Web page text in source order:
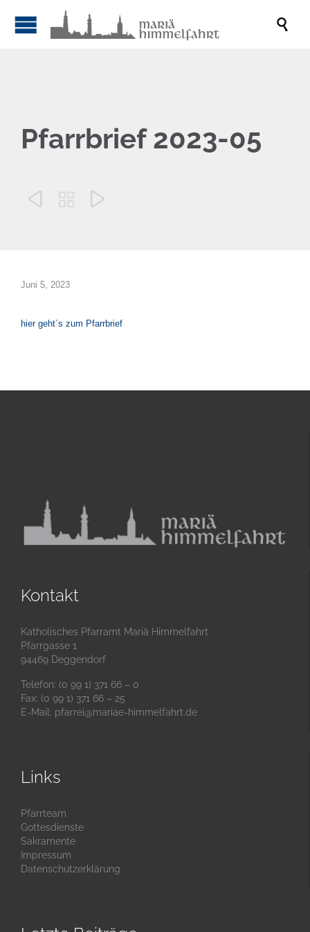

Pfarrbrief 2023-05
  
Juni 5, 2023
hier geht´s zum Pfarrbrief
Kontakt
Katholisches Pfarramt Mariä Himmelfahrt
Pfarrgasse 1
94469 Deggendorf
Telefon: (0 99 1) 371 66 – 0
Fax: (0 99 1) 371 66 – 25
E-Mail: pfarrei@mariae-himmelfahrt.de
Links
Pfarrteam
Gottesdienste
Sakramente
Impressum
Datenschutzerklärung